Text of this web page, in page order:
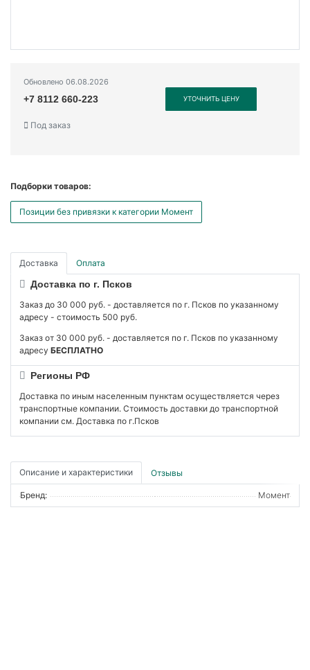
Обновлено 06.08.2026
+7 8112 660-223 УТОЧНИТЬ ЦЕНУ
Под заказ
Подборки товаров:
Позиции без привязки к категории Момент
Доставка Оплата
Доставка по г. Псков
Заказ до 30 000 руб. - доставляется по г. Псков по указанному
адресу - стоимость 500 руб.
Заказ от 30 000 руб. - доставляется по г. Псков по указанному
адресу БЕСПЛАТНО
Регионы РФ
Доставка по иным населенным пунктам осуществляется через
транспортные компании. Стоимость доставки до транспортной
компании см. Доставка по г.Псков
Описание и характеристики Отзывы
Бренд: Момент